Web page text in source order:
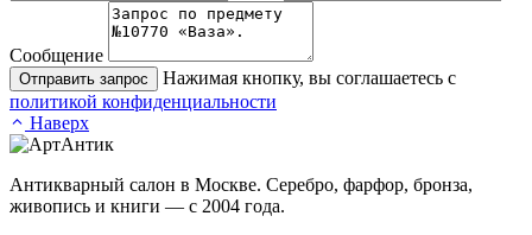
Сообщение
Отправить запрос
Нажимая кнопку, вы соглашаетесь с
политикой конфиденциальности
Наверх
Антикварный салон в Москве. Серебро, фарфор, бронза,
живопись и книги — с 2004 года.